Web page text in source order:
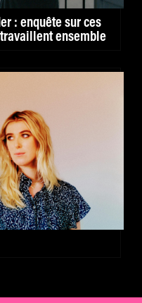
: enquête sur ces
ensemble